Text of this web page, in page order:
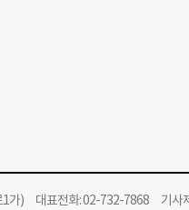
1가) 대표전화: 02-732-7868 기사